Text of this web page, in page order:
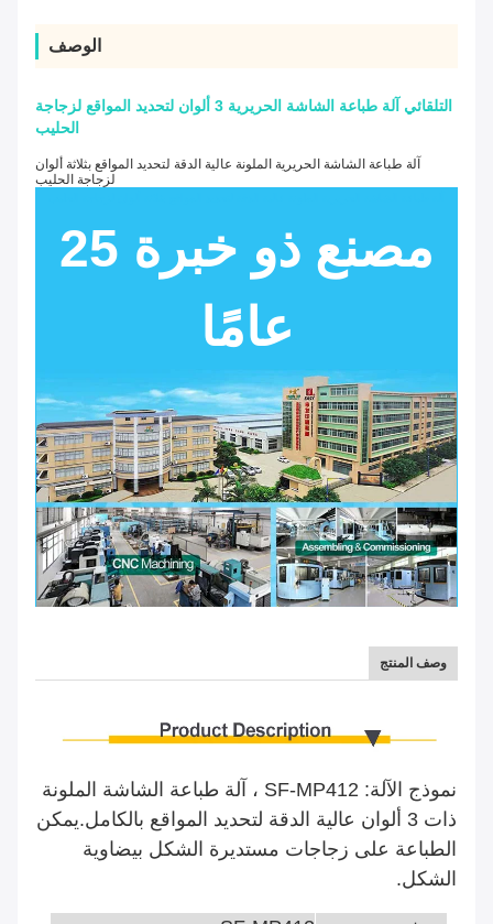
الوصف
التلقائي آلة طباعة الشاشة الحريرية 3 ألوان لتحديد المواقع لزجاجة
الحليب
آلة طباعة الشاشة الحريرية الملونة عالية الدقة لتحديد المواقع بثلاثة ألوان
لزجاجة الحليب
مصنع ذو خبرة 25
عامًا
وصف المنتج
نموذج الآلة: SF-MP412 ، آلة طباعة الشاشة الملونة
ذات 3 ألوان عالية الدقة لتحديد المواقع بالكامل.يمكن
الطباعة على زجاجات مستديرة الشكل بيضاوية
الشكل.